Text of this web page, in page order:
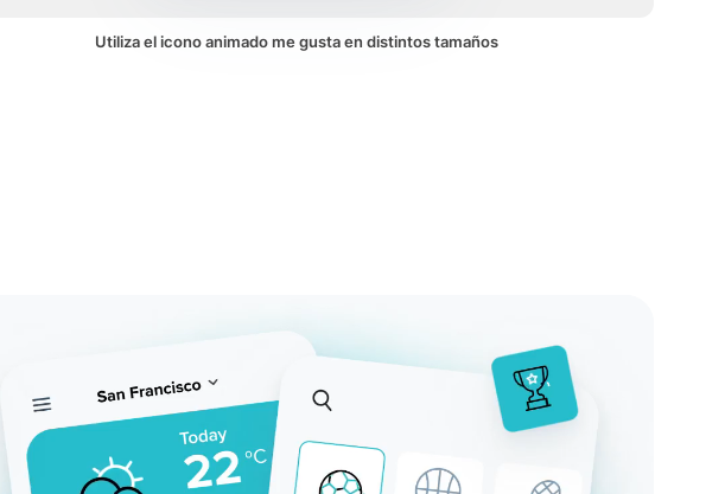
Utiliza el icono animado me gusta en distintos tamaños